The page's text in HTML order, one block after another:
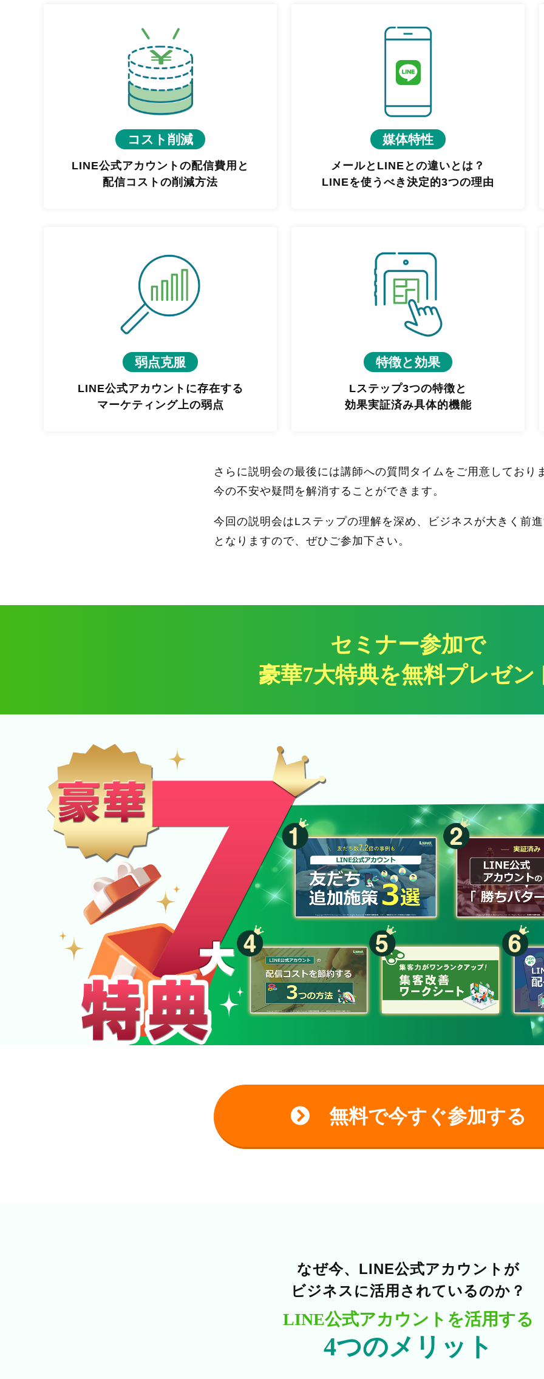
コスト削減
LINE公式アカウントの配信費用と
配信コストの削減方法
媒体特性
メールとLINEとの違いとは？
LINEを使うべき決定的3つの理由
弱点克服
LINE公式アカウントに存在する
マーケティング上の弱点
特徴と効果
Lステップ3つの特徴と
効果実証済み具体的機能
さらに説明会の最後には講師への質問タイムをご用意しており
今の不安や疑問を解消することができます。
今回の説明会はLステップの理解を深め、ビジネスが大きく前
となりますので、ぜひご参加下さい。
セミナー参加で
豪華7大特典を無料プレゼン
無料で今すぐ参加する
なぜ今、LINE公式アカウントが
ビジネスに活用されているのか？
LINE公式アカウントを活用する
4つのメリット